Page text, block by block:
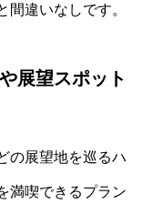
間違いなしです。
展望スポット
の展望地を巡るハ
満喫できるプラン